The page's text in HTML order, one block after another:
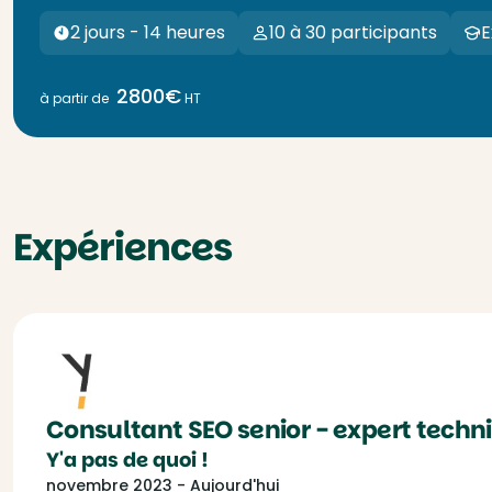
2 jours - 14 heures 10 à 30 participants
à partir de 2800€HT
Expériences
Consultant SEO senior - expert
Y'a pas de quoi !
novembre 2023 - Aujourd'hui